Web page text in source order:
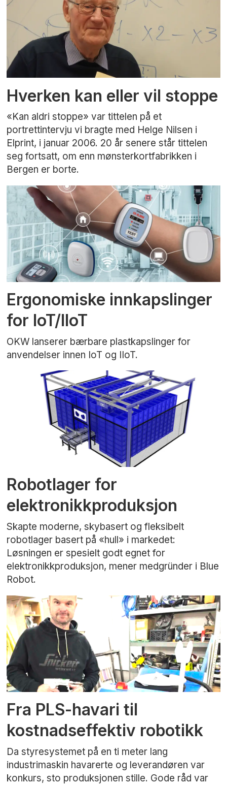
Hverken kan eller vil stoppe
«Kan aldri stoppe» var tittelen på et
portrettintervju vi bragte med Helge Nilsen i
Elprint, i januar 2006. 20 år senere står tittelen
seg fortsatt, om enn mønsterkortfabrikken i
Bergen er borte.
Ergonomiske innkapslinger
for IoT/IIoT
OKW lanserer bærbare plastkapslinger for
anvendelser innen IoT og IIoT.
Robotlager for
elektronikkproduksjon
Skapte moderne, skybasert og fleksibelt
robotlager basert på «hull» i markedet:
Løsningen er spesielt godt egnet for
elektronikkproduksjon, mener medgründer i Blue
Robot.
Fra PLS-havari til
kostnadseffektiv robotikk
Da styresystemet på en ti meter lang
industrimaskin havarerte og leverandøren var
konkurs, sto produksjonen stille. Gode råd var